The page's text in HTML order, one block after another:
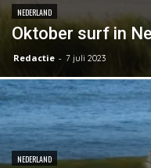
NEDERLAND
Oktober surf in
Redactie - 7 juli 2023
NEDERLAND